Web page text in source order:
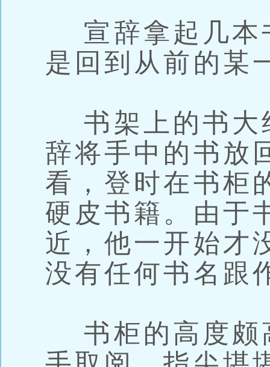
宣辞拿起几本
是回到从前的某
书架上的书大
辞将手中的书放
看，登时在书柜
硬皮书籍。由于
近，他一开始才
没有任何书名跟
书柜的高度颇